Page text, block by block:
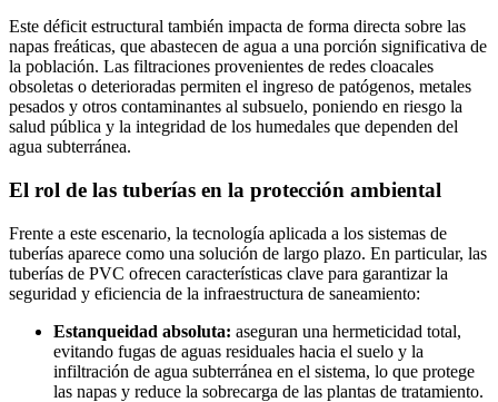
Este déficit estructural también impacta de forma directa sobre las
napas freáticas, que abastecen de agua a una porción significativa de
la población. Las filtraciones provenientes de redes cloacales
obsoletas o deterioradas permiten el ingreso de patógenos, metales
pesados y otros contaminantes al subsuelo, poniendo en riesgo la
salud pública y la integridad de los humedales que dependen del
agua subterránea.
El rol de las tuberías en la protección ambiental
Frente a este escenario, la tecnología aplicada a los sistemas de
tuberías aparece como una solución de largo plazo. En particular, las
tuberías de PVC ofrecen características clave para garantizar la
seguridad y eficiencia de la infraestructura de saneamiento:
Estanqueidad absoluta: aseguran una hermeticidad total,
evitando fugas de aguas residuales hacia el suelo y la
infiltración de agua subterránea en el sistema, lo que protege
las napas y reduce la sobrecarga de las plantas de tratamiento.